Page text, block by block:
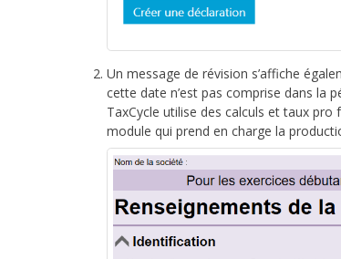
Un message de révision s’affiche
cette date n’est pas comprise dans la
TaxCycle utilise des calculs et taux
module qui prend en charge la